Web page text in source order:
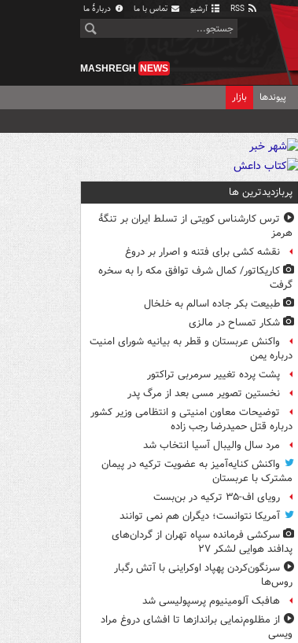
آرشیو تماس با ما دربارهٔ ما
MASHREGH NEWS
پیوندها بازار
پربازدیدترین ها
ترس کارشناس کویتی از تسلط ایران بر تنگۀ
هرمز
نقشه کشی برای فتنه و اصرار بر دروغ
کاریکاتور/ کمال شرف توافق مکه را به سخره
گرفت
طبیعت بکر جاده اسالم به خلخال
شکار تمساح در مالزی
واکنش عربستان و قطر به بیانیه شورای امنیت
درباره یمن
پشت پرده تغییر سرمربی تراکتور
نخستین تصویر مسی بعد از مرگ پدر
توضیحات معاون امنیتی و انتظامی وزیر کشور
درباره قتل حمیدرضا رجب زاده
مرد سال والیبال آسیا انتخاب شد
واکنش کنایه‌آمیز به عضویت ترکیه در پیمان
مشترک با عربستان
رویای اف-۳۵ ترکیه در بن‌بست
آمریکا نتوانست؛ دیگران هم نمی توانند
سرکشی فرمانده سپاه تهران از گردان‌های
پدافند هوایی لشکر ۲۷
سرنگون‌کردن پهپاد اوکراینی با آتش رگبار
روس‌ها
هافبک آلومینیوم پرسپولیسی شد
از مظلوم‌نمایی براندازها تا افشای دروغ مراد
ویسی